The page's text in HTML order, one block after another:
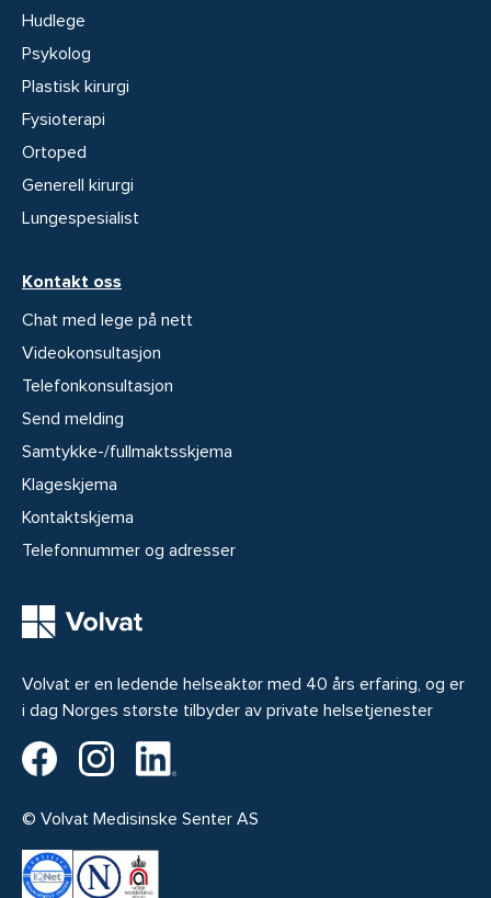
Volvat er en ledende helseaktør med 40 års erfaring, og er
i dag Norges største tilbyder av private helsetjenester
Volvat på Facebook
Volvat på Instagram
© Volvat Medisinske Senter AS
Hudlege
Psykolog
Plastisk kirurgi
Fysioterapi
Ortoped
Generell kirurgi
Lungespesialist
Kontakt oss
Chat med lege på nett
Videokonsultasjon
Telefonkonsultasjon
Send melding
Samtykke-/fullmaktsskjema
Klageskjema
Kontaktskjema
Telefonnummer og adresser